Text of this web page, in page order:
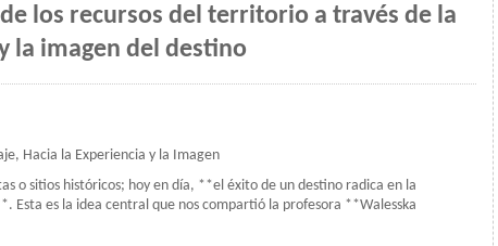
los recursos del territorio a través de la
la imagen del destino
Hacia la Experiencia y la Imagen
o sitios históricos; hoy en día, **el éxito de un destino radica en la
Esta es la idea central que nos compartió la profesora **Walesska